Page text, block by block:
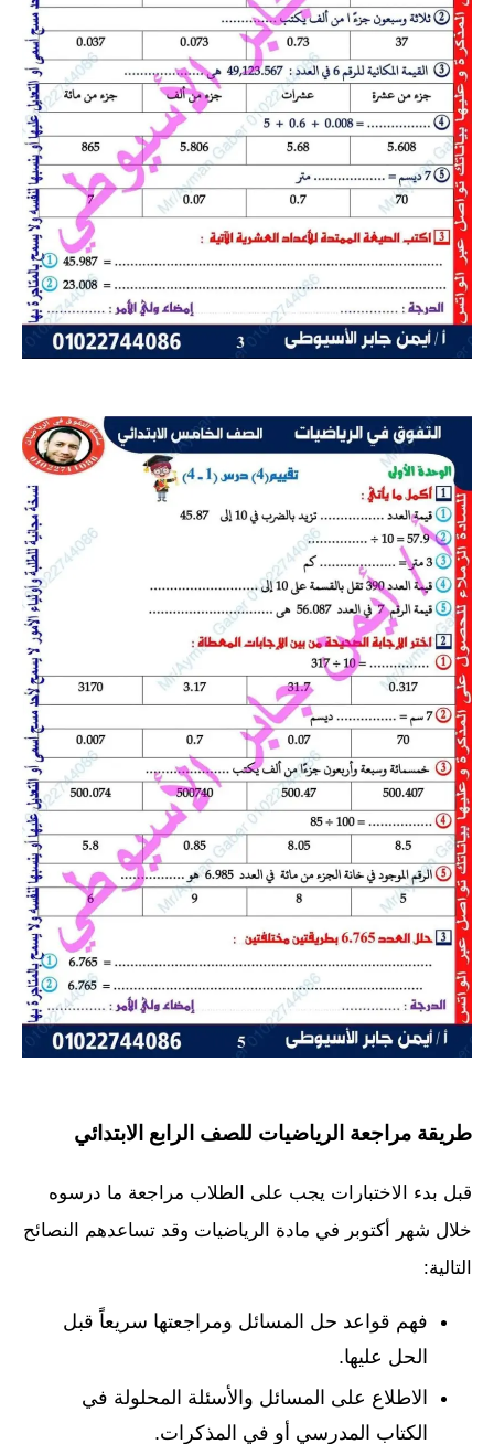
طريقة مراجعة الرياضيات للصف الرابع الابتدائي
قبل بدء الاختبارات يجب على الطلاب مراجعة ما درسوه
خلال شهر أكتوبر في مادة الرياضيات وقد تساعدهم النصائح
التالية:
فهم قواعد حل المسائل ومراجعتها سريعاً قبل
الحل عليها.
الاطلاع على المسائل والأسئلة المحلولة في
الكتاب المدرسي أو في المذكرات.